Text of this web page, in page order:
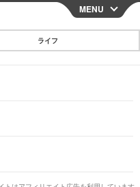
CLOSE
MENU
ライフ